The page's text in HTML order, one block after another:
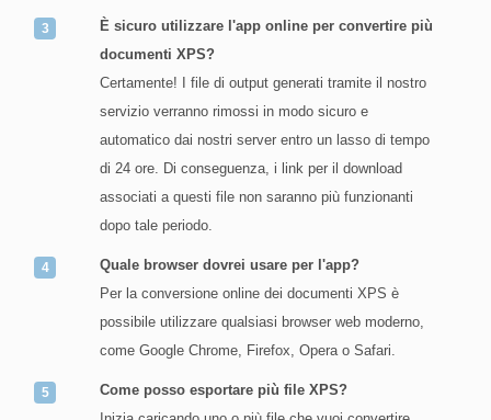
È sicuro utilizzare l'app online per convertire più
documenti XPS?
Certamente! I file di output generati tramite il nostro
servizio verranno rimossi in modo sicuro e
automatico dai nostri server entro un lasso di tempo
di 24 ore. Di conseguenza, i link per il download
associati a questi file non saranno più funzionanti
dopo tale periodo.
Quale browser dovrei usare per l'app?
Per la conversione online dei documenti XPS è
possibile utilizzare qualsiasi browser web moderno,
come Google Chrome, Firefox, Opera o Safari.
Come posso esportare più file XPS?